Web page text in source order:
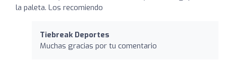
la paleta. Los recomiendo
Tiebreak Deportes
Muchas gracias por tu comentario